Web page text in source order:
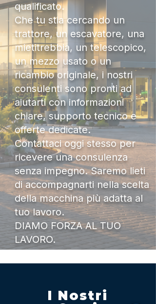
qualificato.
Che tu stia cercando un
trattore, un escavatore, una
mietitrebbia, un telescopico,
un mezzo usato o un
ricambio originale, i nostri
consulenti sono pronti ad
aiutarti con informazioni
chiare, supporto tecnico e
offerte dedicate.
Contattaci oggi stesso per
ricevere una consulenza
senza impegno. Saremo lieti
di accompagnarti nella scelta
della macchina più adatta al
tuo lavoro.
DIAMO FORZA AL TUO
LAVORO.
I Nostri